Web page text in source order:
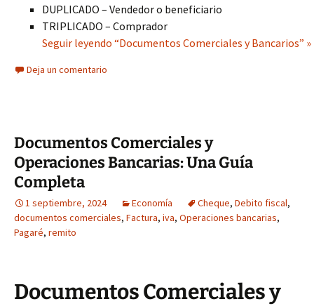
DUPLICADO – Vendedor o beneficiario
TRIPLICADO – Comprador
Seguir leyendo “Documentos Comerciales y Bancarios” »
Deja un comentario
Documentos Comerciales y
Operaciones Bancarias: Una Guía
Completa
1 septiembre, 2024 Economía Cheque, Debito fiscal,
documentos comerciales, Factura, iva, Operaciones bancarias,
Pagaré, remito
Documentos Comerciales y